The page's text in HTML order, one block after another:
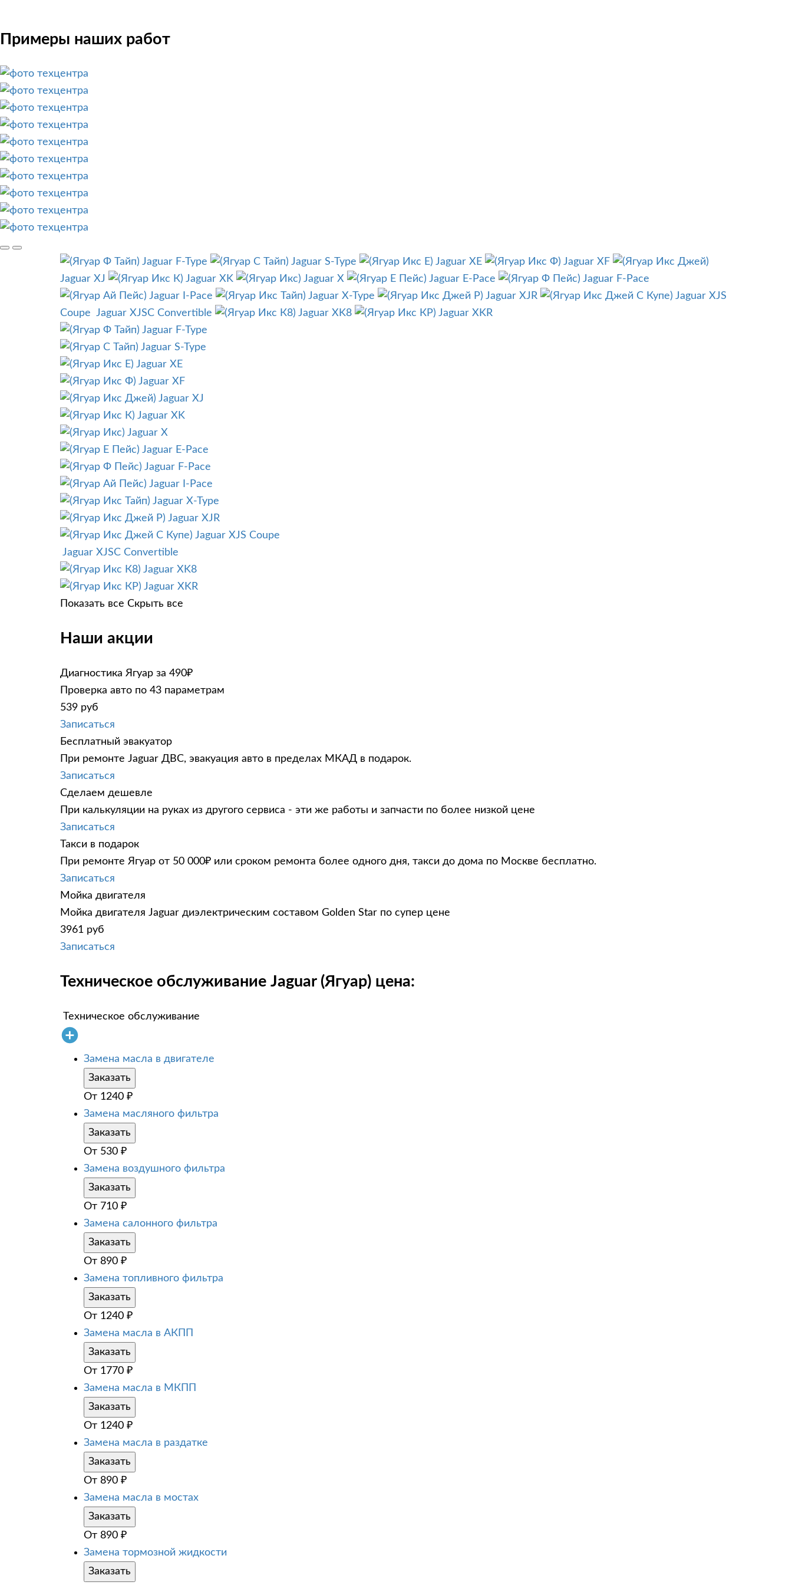
Примеры наших работ
Jaguar F-Type Jaguar S-Type Jaguar XE
Jaguar XF
Jaguar XJ
Jaguar XK Jaguar X Jaguar E-Pace
Jaguar F-Pace
Jaguar I-Pace
Jaguar X-Type Jaguar XJR
Jaguar XJS
Coupe Jaguar XJSC Convertible Jaguar XK8
Jaguar XKR
Jaguar F-Type
Jaguar S-Type
Jaguar XE
Jaguar XF
Jaguar XJ
Jaguar XK
Jaguar X
Jaguar E-Pace
Jaguar F-Pace
Jaguar I-Pace
Jaguar X-Type
Jaguar XJR
Jaguar XJS Coupe
Jaguar XJSC Convertible
Jaguar XK8
Jaguar XKR
Показать все Скрыть все
Наши акции
Диагностика Ягуар за 490₽
Проверка авто по 43 параметрам
539 руб
Записаться
Бесплатный эвакуатор
При ремонте Jaguar ДВС, эвакуация авто в пределах МКАД в подарок.
Записаться
Сделаем дешевле
При калькуляции на руках из другого сервиса - эти же работы и запчасти по более низкой цене
Записаться
Такси в подарок
При ремонте Ягуар от 50 000₽ или сроком ремонта более одного дня, такси до дома по Москве бесплатно.
Записаться
Мойка двигателя
Мойка двигателя Jaguar диэлектрическим составом Golden Star по супер цене
3961 руб
Записаться
Техническое обслуживание Jaguar (Ягуар) цена:
Техническое обслуживание
Замена масла в двигателе
Заказать
От 1240 ₽
Замена масляного фильтра
Заказать
От 530 ₽
Замена воздушного фильтра
Заказать
От 710 ₽
Замена салонного фильтра
Заказать
От 890 ₽
Замена топливного фильтра
Заказать
От 1240 ₽
Замена масла в АКПП
Заказать
От 1770 ₽
Замена масла в МКПП
Заказать
От 1240 ₽
Замена масла в раздатке
Заказать
От 890 ₽
Замена масла в мостах
Заказать
От 890 ₽
Замена тормозной жидкости
Заказать